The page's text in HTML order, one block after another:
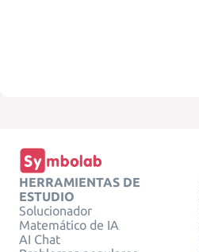
HERRAMIENTAS DE
ESTUDIO
Solucionador
Matemático de IA
AI Chat